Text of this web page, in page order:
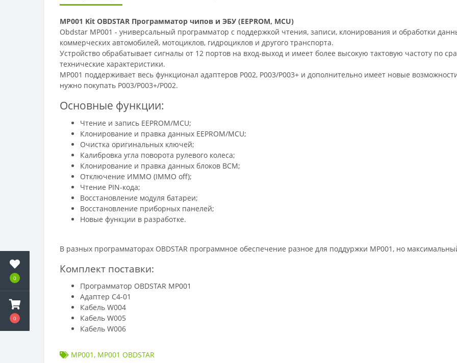
0
0
MP001 Kit OBDSTAR Программатор чипов и ЭБУ (EEPROM, MCU)
Obdstar MP001 - универсальный программатор с поддержкой чтения, записи, клонирования и обработки
коммерческих автомобилей, мотоциклов, гидроциклов и другого транспорта.
Устройство обрабатывает сигналы от 12 портов на вход-выход и имеет более высокую тактовую частоту по
технические характеристики.
MP001 поддерживает весь функционал адаптеров P002, P003/P003+ и дополнительно имеет новые
нужно покупать P003/P003+/P002.
Основные функции:
Чтение и запись EEPROM/MCU;
Клонирование и правка данных EEPROM/MCU;
Очистка оригинальных ключей;
Калибровка угла поворота рулевого колеса;
Клонирование и правка данных блоков BCM;
Отключение ИММО (IMMO off);
Чтение PIN-кода;
Восстановление модуля батареи;
Восстановление приборных панелей;
Новые функции в разработке.
В разных программаторах OBDSTAR программное обеспечение разное для поддуржки MP001, но
Комплект поставки:
Программатор OBDSTAR MP001
Адаптер C4-01
Кабель W004
Кабель W005
Кабель W006
MP001, MP001 OBDSTAR